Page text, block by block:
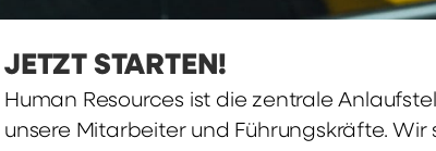
JETZT STARTEN!
Human Resources ist die zentrale
unsere Mitarbeiter und Führungskräfte. Wir